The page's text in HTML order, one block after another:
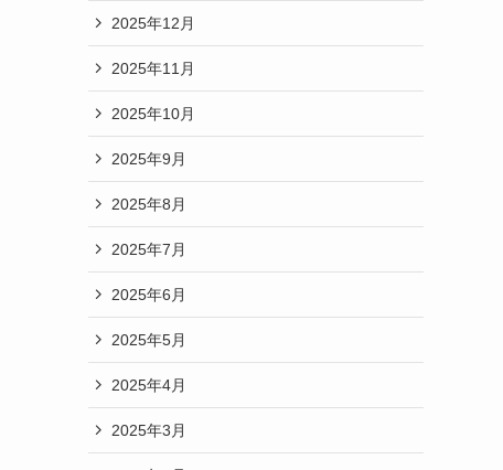
2025年12月
2025年11月
2025年10月
2025年9月
2025年8月
2025年7月
2025年6月
2025年5月
2025年4月
2025年3月